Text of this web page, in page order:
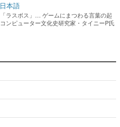
本語
「ラスボス」… ゲームにまつわる言葉の起
ンピューター文化史研究家・タイニーP氏